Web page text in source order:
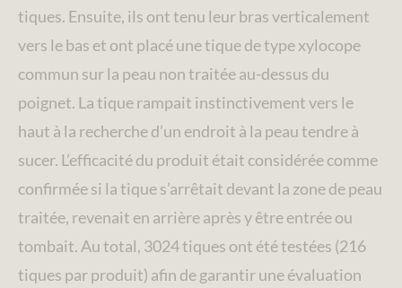
tiques. Ensuite, ils ont tenu leur bras verticalement
vers le bas et ont placé une tique de type xylocope
commun sur la peau non traitée au-dessus du
poignet. La tique rampait instinctivement vers le
haut à la recherche d’un endroit à la peau tendre à
sucer. L’efficacité du produit était considérée comme
confirmée si la tique s’arrêtait devant la zone de peau
traitée, revenait en arrière après y être entrée ou
tombait. Au total, 3024 tiques ont été testées (216
tiques par produit) afin de garantir une évaluation